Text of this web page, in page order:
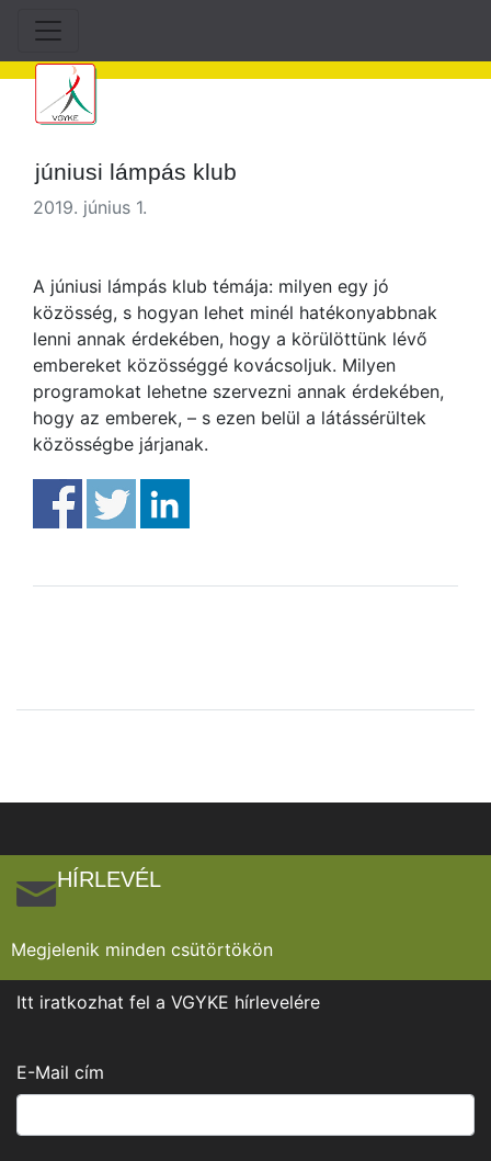
júniusi lámpás klub
2019. június 1.
A júniusi lámpás klub témája: milyen egy jó
közösség, s hogyan lehet minél hatékonyabbnak
lenni annak érdekében, hogy a körülöttünk lévő
embereket közösséggé kovácsoljuk. Milyen
programokat lehetne szervezni annak érdekében,
hogy az emberek, – s ezen belül a látássérültek
közösségbe járjanak.
HÍRLEVÉL
Megjelenik minden csütörtökön
Itt iratkozhat fel a VGYKE hírlevelére
E-Mail cím